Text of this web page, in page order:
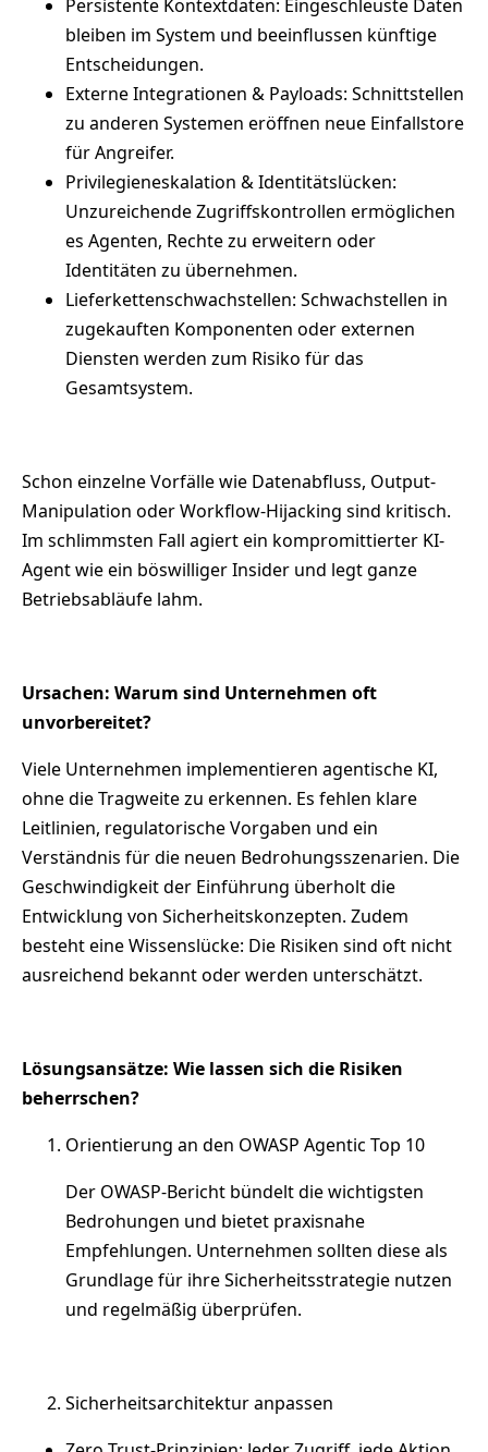
Persistente Kontextdaten: Eingeschleuste Daten
bleiben im System und beeinflussen künftige
Entscheidungen.
Externe Integrationen & Payloads: Schnittstellen
zu anderen Systemen eröffnen neue Einfallstore
für Angreifer.
Privilegieneskalation & Identitätslücken:
Unzureichende Zugriffskontrollen ermöglichen
es Agenten, Rechte zu erweitern oder
Identitäten zu übernehmen.
Lieferkettenschwachstellen: Schwachstellen in
zugekauften Komponenten oder externen
Diensten werden zum Risiko für das
Gesamtsystem.
Schon einzelne Vorfälle wie Datenabfluss, Output-
Manipulation oder Workflow-Hijacking sind kritisch.
Im schlimmsten Fall agiert ein kompromittierter KI-
Agent wie ein böswilliger Insider und legt ganze
Betriebsabläufe lahm.
Ursachen: Warum sind Unternehmen oft
unvorbereitet?
Viele Unternehmen implementieren agentische KI,
ohne die Tragweite zu erkennen. Es fehlen klare
Leitlinien, regulatorische Vorgaben und ein
Verständnis für die neuen Bedrohungsszenarien. Die
Geschwindigkeit der Einführung überholt die
Entwicklung von Sicherheitskonzepten. Zudem
besteht eine Wissenslücke: Die Risiken sind oft nicht
ausreichend bekannt oder werden unterschätzt.
Lösungsansätze: Wie lassen sich die Risiken
beherrschen?
Orientierung an den OWASP Agentic Top 10
Der OWASP-Bericht bündelt die wichtigsten
Bedrohungen und bietet praxisnahe
Empfehlungen. Unternehmen sollten diese als
Grundlage für ihre Sicherheitsstrategie nutzen
und regelmäßig überprüfen.
Sicherheitsarchitektur anpassen